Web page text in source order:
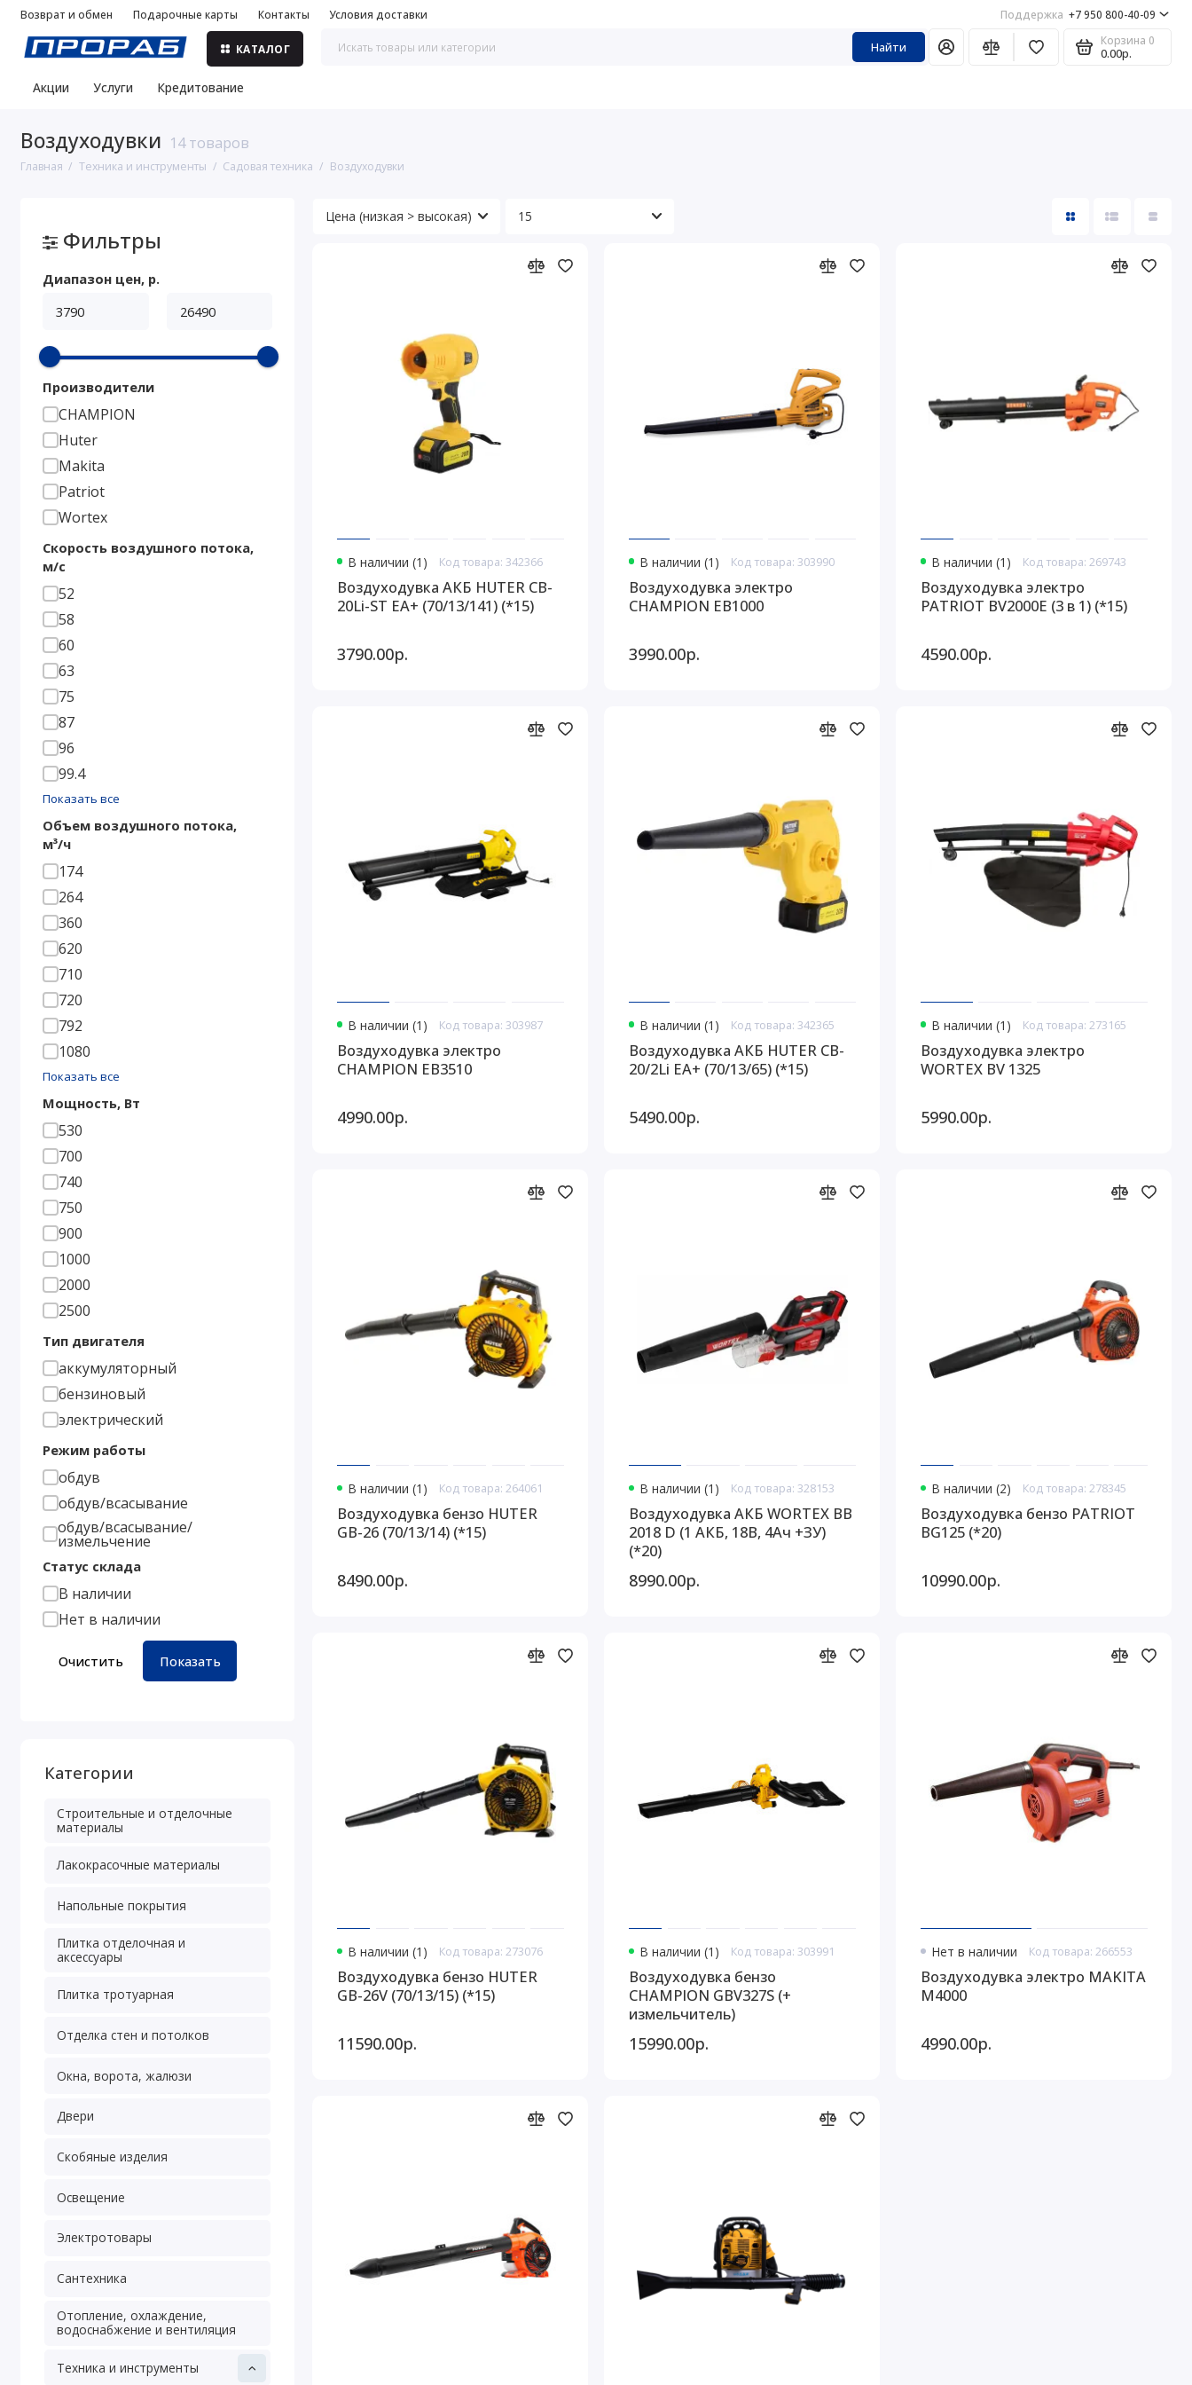
Возврат и обмен Подарочные карты Контакты Условия доставки Поддержка +7 950 800-40-09
КАТАЛОГ Найти Корзина 0
0.00р.
Акции Услуги Кредитование
Воздуходувки 14 товаров
Главная Техника и инструменты Садовая техника Воздуходувки
Фильтры
Диапазон цен, р.
Производители
CHAMPION
Huter
Makita
Patriot
Wortex
Скорость воздушного потока,
м/с
52
58
60
63
75
87
96
99.4
Показать все
Объем воздушного потока,
м³/ч
174
264
360
620
710
720
792
1080
Показать все
Мощность, Вт
530
700
740
750
900
1000
2000
2500
Тип двигателя
аккумуляторный
бензиновый
электрический
Режим работы
обдув
обдув/всасывание
обдув/всасывание/
измельчение
Статус склада
В наличии
Нет в наличии
Очистить Показать
Категории
Строительные и отделочные
материалы
Лакокрасочные материалы
Напольные покрытия
Плитка отделочная и
аксессуары
Плитка тротуарная
Отделка стен и потолков
Окна, ворота, жалюзи
Двери
Скобяные изделия
Освещение
Электротовары
Сантехника
Отопление, охлаждение,
водоснабжение и вентиляция
Техника и инструменты
В наличии (1) Код товара: 342366
Воздуходувка АКБ HUTER CB-
20Li-ST EA+ (70/13/141) (*15)
3790.00р.
В наличии (1) Код товара: 303990
Воздуходувка электро
CHAMPION EB1000
3990.00р.
В наличии (1) Код товара: 269743
Воздуходувка электро
PATRIOT BV2000E (3 в 1) (*15)
4590.00р.
В наличии (1) Код товара: 303987
Воздуходувка электро
CHAMPION EB3510
4990.00р.
В наличии (1) Код товара: 342365
Воздуходувка АКБ HUTER CB-
20/2Li EA+ (70/13/65) (*15)
5490.00р.
В наличии (1) Код товара: 273165
Воздуходувка электро
WORTEX BV 1325
5990.00р.
В наличии (1) Код товара: 264061
Воздуходувка бензо HUTER
GB-26 (70/13/14) (*15)
8490.00р.
В наличии (1) Код товара: 328153
Воздуходувка АКБ WORTEX BB
2018 D (1 АКБ, 18В, 4Ач +ЗУ)
(*20)
8990.00р.
В наличии (2) Код товара: 278345
Воздуходувка бензо PATRIOT
BG125 (*20)
10990.00р.
В наличии (1) Код товара: 273076
Воздуходувка бензо HUTER
GB-26V (70/13/15) (*15)
11590.00р.
В наличии (1) Код товара: 303991
Воздуходувка бензо
CHAMPION GBV327S (+
измельчитель)
15990.00р.
Нет в наличии Код товара: 266553
Воздуходувка электро MAKITA
M4000
4990.00р.